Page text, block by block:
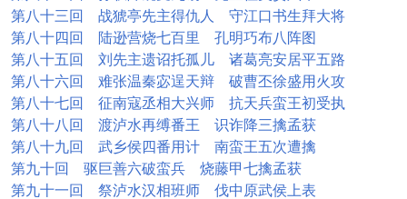
第八十三回 战猇亭先主得仇人 守江口书生拜大将
第八十四回 陆逊营烧七百里 孔明巧布八阵图
第八十五回 刘先主遗诏托孤儿 诸葛亮安居平五路
第八十六回 难张温秦宓逞天辩 破曹丕徐盛用火攻
第八十七回 征南寇丞相大兴师 抗天兵蛮王初受执
第八十八回 渡泸水再缚番王 识诈降三擒孟获
第八十九回 武乡侯四番用计 南蛮王五次遭擒
第九十回 驱巨善六破蛮兵 烧藤甲七擒孟获
第九十一回 祭泸水汉相班师 伐中原武侯上表